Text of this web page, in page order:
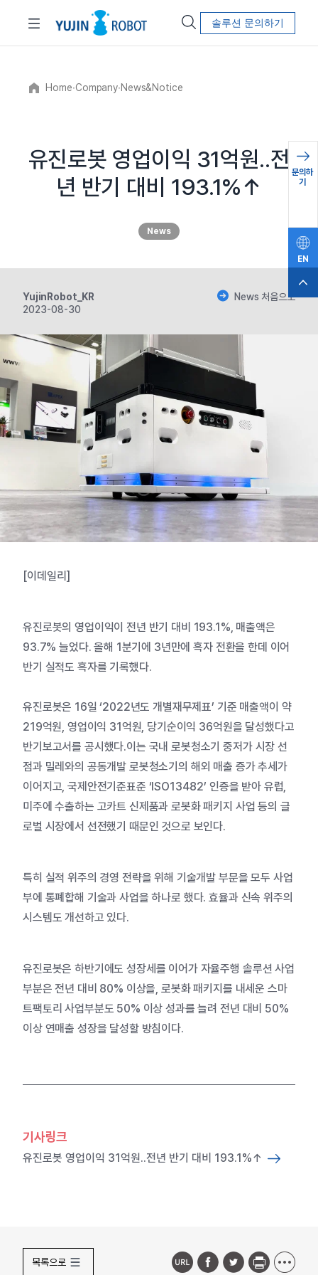
솔루션 문의하기
Home∙Company∙News&Notice
유진로봇 영업이익 31억원..전
년 반기 대비 193.1%↑
News
YujinRobot_KR
2023-08-30
News 처음으로
[이데일리]
유진로봇의 영업이익이 전년 반기 대비 193.1%, 매출액은
93.7% 늘었다. 올해 1분기에 3년만에 흑자 전환을 한데 이어
반기 실적도 흑자를 기록했다.
유진로봇은 16일 ‘2022년도 개별재무제표’ 기준 매출액이 약
219억원, 영업이익 31억원, 당기순이익 36억원을 달성했다고
반기보고서를 공시했다.이는 국내 로봇청소기 중저가 시장 선
점과 밀레와의 공동개발 로봇청소기의 해외 매출 증가 추세가
이어지고, 국제안전기준표준 ‘ISO13482’ 인증을 받아 유럽,
미주에 수출하는 고카트 신제품과 로봇화 패키지 사업 등의 글
로벌 시장에서 선전했기 때문인 것으로 보인다.
특히 실적 위주의 경영 전략을 위해 기술개발 부문을 모두 사업
부에 통폐합해 기술과 사업을 하나로 했다. 효율과 신속 위주의
시스템도 개선하고 있다.
유진로봇은 하반기에도 성장세를 이어가 자율주행 솔루션 사업
부분은 전년 대비 80% 이상을, 로봇화 패키지를 내세운 스마
트팩토리 사업부분도 50% 이상 성과를 늘려 전년 대비 50%
이상 연매출 성장을 달성할 방침이다.
기사링크
유진로봇 영업이익 31억원..전년 반기 대비 193.1%↑
목록으로
문의하
기
EN